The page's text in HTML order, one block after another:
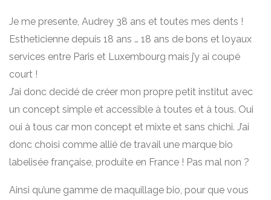
Je me presente, Audrey 38 ans et toutes mes dents !
Estheticienne depuis 18 ans … 18 ans de bons et loyaux
services entre Paris et Luxembourg mais j’y ai coupé
court !
J’ai donc decidé de créer mon propre petit institut avec
un concept simple et accessible à toutes et à tous. Oui
oui à tous car mon concept et mixte et sans chichi. J’ai
donc choisi comme allié de travail une marque bio
labelisée française, produite en France ! Pas mal non ?
Ainsi qu’une gamme de maquillage bio, pour que vous